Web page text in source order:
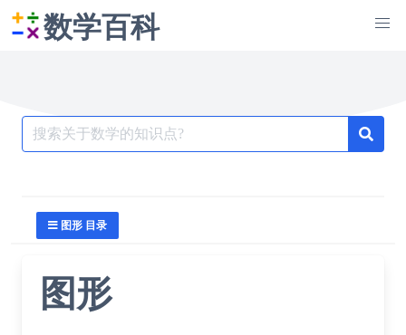
数学百科
Search
for:
图形 目录
图形